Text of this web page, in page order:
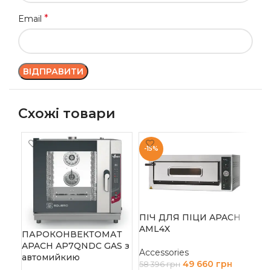
Email *
Схожі товари
ПАРОКОНВЕКТОМАТ
APACH AP7QNDC GAS з
автомийкию
-15%
ПІЧ ДЛЯ ПІЦИ APACH
AML4X
Accessories
58 396грн 49 660 грн